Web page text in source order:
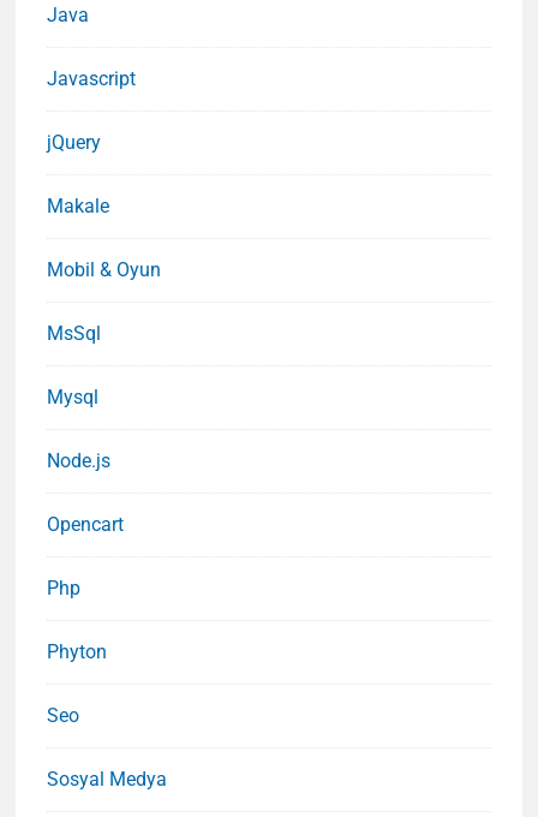
Java
Javascript
jQuery
Makale
Mobil & Oyun
MsSql
Mysql
Node.js
Opencart
Php
Phyton
Seo
Sosyal Medya